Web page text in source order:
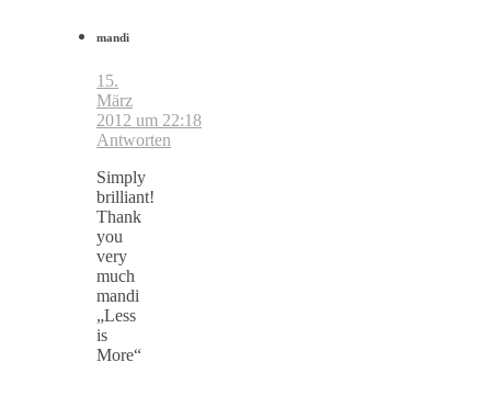
mandi
15.
März
2012 um 22:18
Antworten
Simply
brilliant!
Thank
you
very
much
mandi
„Less
is
More“